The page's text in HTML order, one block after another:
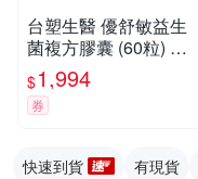
台塑生醫 優舒敏益生
菌複方膠囊 (60粒) X 2
盒
$1,994
券
快速到貨 有現貨